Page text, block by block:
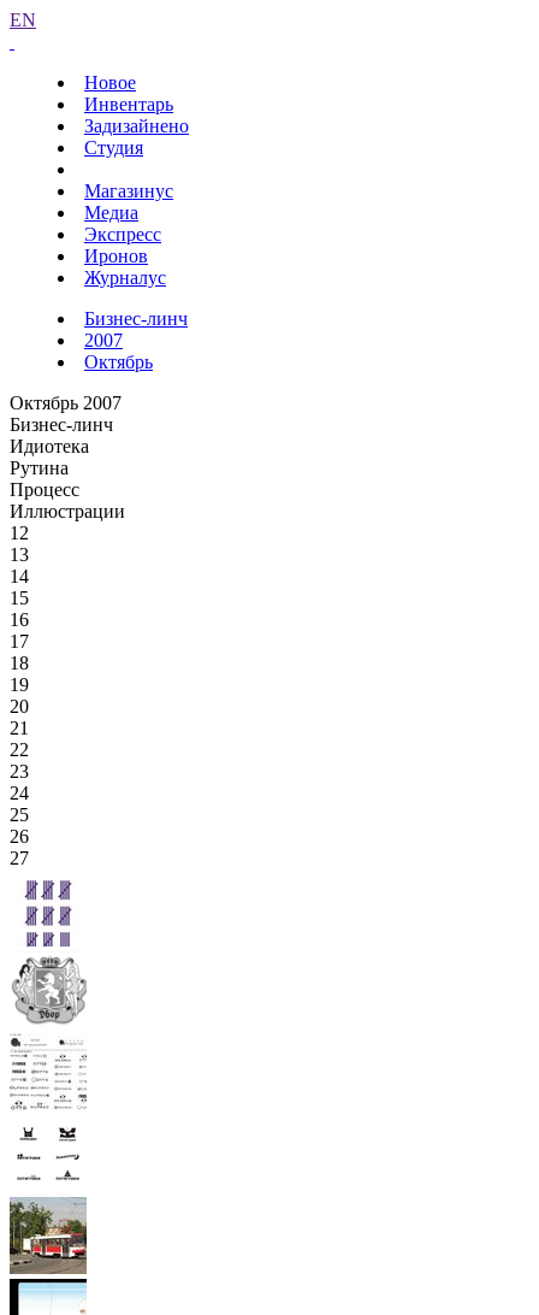
EN
Новое
Инвентарь
Задизайнено
Студия
Магазинус
Медиа
Экспресс
Иронов
Журналус
Бизнес-линч
2007
Октябрь
Октябрь 2007
Бизнес-линч
Идиотека
Рутина
Процесс
Иллюстрации
12
13
14
15
16
17
18
19
20
21
22
23
24
25
26
27